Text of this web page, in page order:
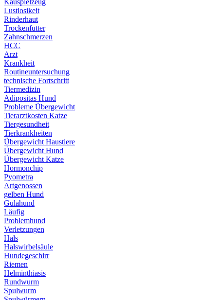
Kauspielzeug
Lustlosikeit
Rinderhaut
Trockenfutter
Zahnschmerzen
HCC
Arzt
Krankheit
Routineuntersuchung
technische Fortschritt
Tiermedizin
Adipositas Hund
Probleme Übergewicht
Tierarztkosten Katze
Tiergesundheit
Tierkrankheiten
Übergewicht Haustiere
Übergewicht Hund
Übergewicht Katze
Hormonchip
Pyometra
Artgenossen
gelben Hund
Gulahund
Läufig
Problemhund
Verletzungen
Hals
Halswirbelsäule
Hundegeschirr
Riemen
Helminthiasis
Rundwurm
Spulwurm